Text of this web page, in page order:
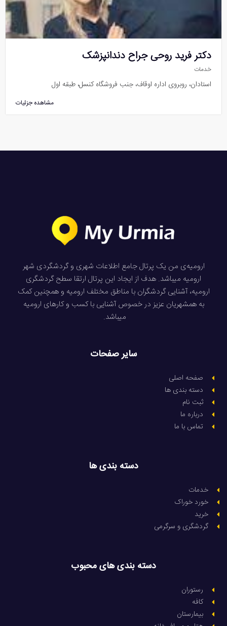
دکتر فرید روحی جراح دندانپزشک
خدمات
استادان، روبروی اداره اوقاف، جنب فروشگاه کنسل، طبقه اول
مشاهده جزئیات
ارومیه‌ی من یک پرتال جامع اطلاعات شهری و گردشگردی شهر
ارومیه میباشد. هدف از ایجاد این پرتال ارتقا سطح گردشگری
ارومیه، آشنایی گردشگران با مناطق مختلف ارومیه و همچنین کمک
به همشهریان عزیز در خصوص آشنایی با کسب و کارهای ارومیه
میباشد.
سایر صفحات
صفحه اصلی
دسته بندی ها
ثبت نام
درباره ما
تماس با ما
دسته بندی ها
خدمات
خورد خوراک
خرید
گردشگری و سرگرمی
دسته بندی های محبوب
رستوران
کافه
بیمارستان